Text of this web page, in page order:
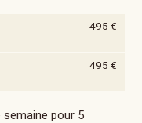
495 €
495 €
pour 5